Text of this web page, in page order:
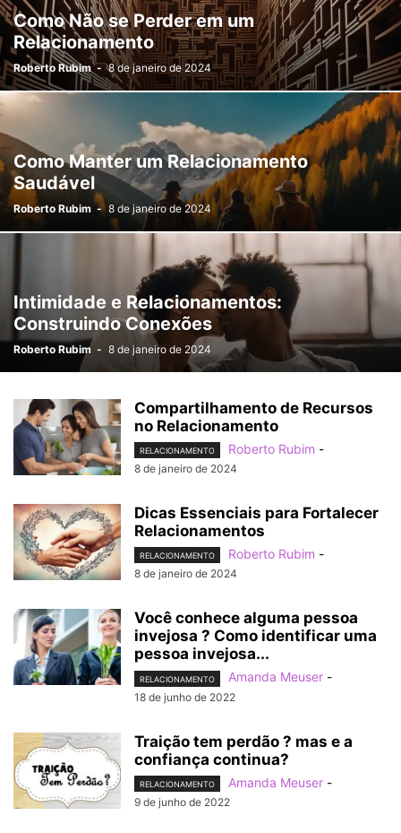
Como Não se Perder em um
Relacionamento
Roberto Rubim - 8 de janeiro de 2024
Como Manter um Relacionamento
Saudável
Roberto Rubim - 8 de janeiro de 2024
Intimidade e Relacionamentos:
Construindo Conexões
Roberto Rubim - 8 de janeiro de 2024
Compartilhamento de Recursos
no Relacionamento
RELACIONAMENTO Roberto Rubim -
8 de janeiro de 2024
Dicas Essenciais para Fortalecer
Relacionamentos
RELACIONAMENTO Roberto Rubim -
8 de janeiro de 2024
Você conhece alguma pessoa
invejosa ? Como identificar uma
pessoa invejosa...
RELACIONAMENTO Amanda Meuser -
18 de junho de 2022
Traição tem perdão ? mas e a
confiança continua?
RELACIONAMENTO Amanda Meuser -
9 de junho de 2022